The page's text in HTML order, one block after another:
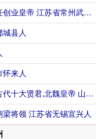
创业皇帝 江苏省常州武进人
县人
来人
代十大贤君,北魏皇帝 山西省大同市云州区人
梁将领 江苏省无锡宜兴人